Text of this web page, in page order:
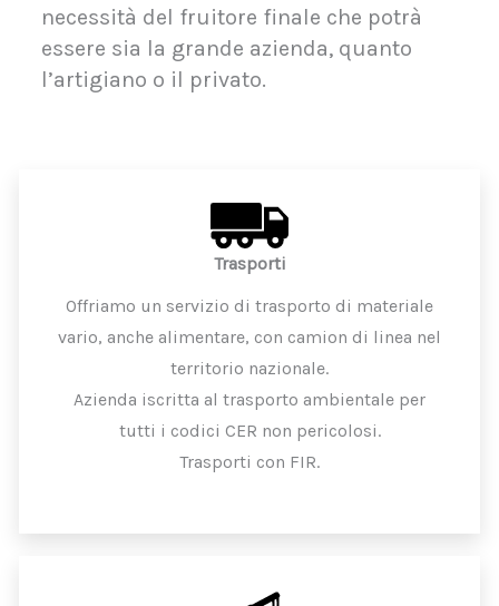
necessità del fruitore finale che potrà
essere sia la grande azienda, quanto
l’artigiano o il privato.
Trasporti
Offriamo un servizio di trasporto di materiale
vario, anche alimentare, con camion di linea nel
territorio nazionale.
Azienda iscritta al trasporto ambientale per
tutti i codici CER non pericolosi.
Trasporti con FIR.